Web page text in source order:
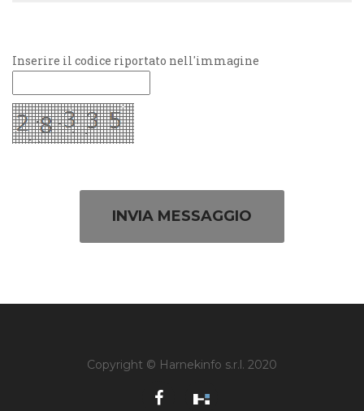
Inserire il codice riportato nell'immagine
INVIA MESSAGGIO
Copyright © Harnekinfo s.r.l. 2020